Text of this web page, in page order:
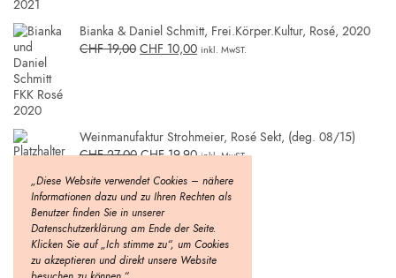
Bianka & Daniel Schmitt, Frei.Körper.Kultur, Rosé, 2020
CHF19,00 CHF 10,00 inkl. MwST.
Weinmanufaktur Strohmeier, Rosé Sekt, (deg. 08/15)
CHF27,00 CHF19,90 inkl. MwST.
„Diese Website verwendet Cookies – nähere
Informationen dazu und zu Ihren Rechten als
Benutzer finden Sie in unserer
Datenschutzerklärung am Ende der Seite.
Klicken Sie auf „Ich stimme zu“, um Cookies
zu akzeptieren und direkt unsere Website